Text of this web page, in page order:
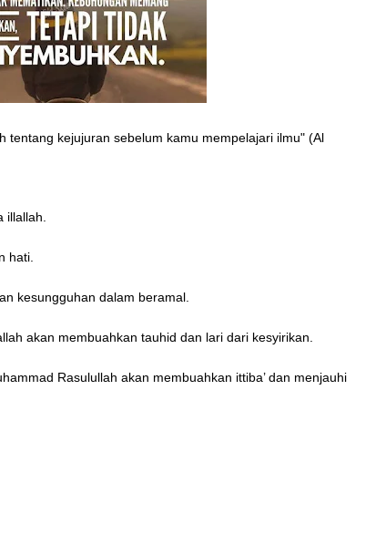
tentang kejujuran sebelum kamu mempelajari ilmu" (Al
illallah.
hati.
kesungguhan dalam beramal.
akan membuahkan tauhid dan lari dari kesyirikan.
Rasulullah akan membuahkan ittiba’ dan menjauhi